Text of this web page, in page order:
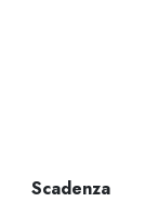
Scadenza